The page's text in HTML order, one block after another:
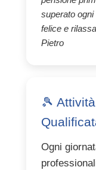
superato
felice e
Pietro
🎾
Ogni